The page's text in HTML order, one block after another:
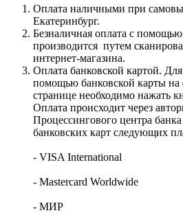
Оплата наличными при
Екатеринбург.
Безналичная оплата с
производится путем
интернет-магазина.
Оплата банковской картой.
помощью банковской карты на
странице необходимо нажать
Оплата происходит через
Процессингового центра
банковских карт следующих
- VISA International
- Mastercard Worldwide
- МИР